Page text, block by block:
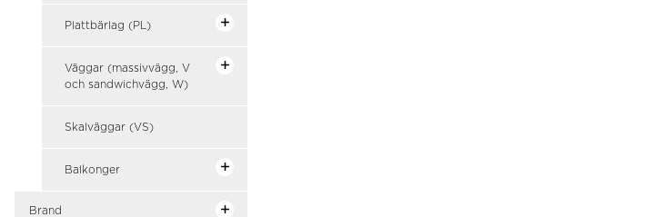
Plattbärlag (PL)
Väggar (massivvägg, V
och sandwichvägg, W)
Skalväggar (VS)
Balkonger
Brand